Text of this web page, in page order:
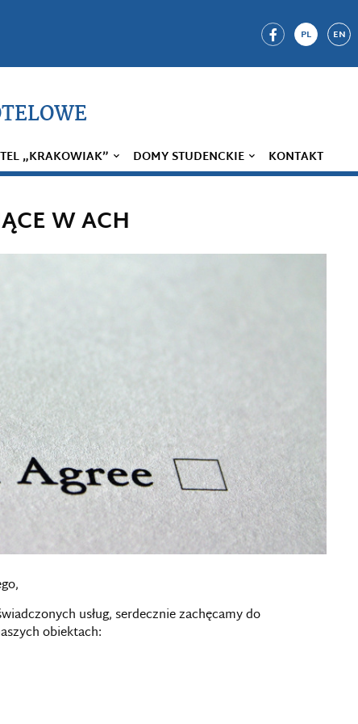
PL EN
„KRAKOWIAK” DOMY STUDENCKIE KONTAKT
W ACH
usług, serdecznie zachęcamy do
obiektach: